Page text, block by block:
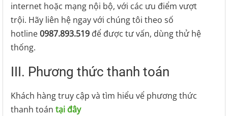
internet hoặc mạng nội bộ, với các ưu điểm vượt
trội. Hãy liên hệ ngay với chúng tôi theo số
hotline0987.893.519 để được tư vấn, dùng thử hệ
thống.
III. Phương thức thanh toán
Khách hàng truy cập và tìm hiểu vể phương thức
thanh toán tại đây